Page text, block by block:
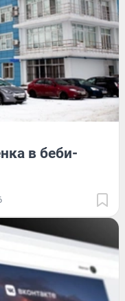
в беби-